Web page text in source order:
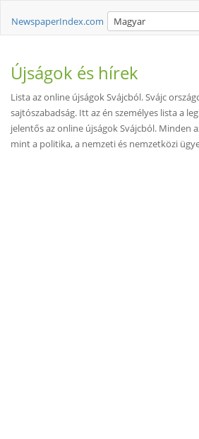
NewspaperIndex.com Magyar
Újságok és hírek
Lista az online újságok Svájcból. Svájc
sajtószabadság. Itt az én személyes lista a
jelentős az online újságok Svájcból. Minden
mint a politika, a nemzeti és nemzetközi